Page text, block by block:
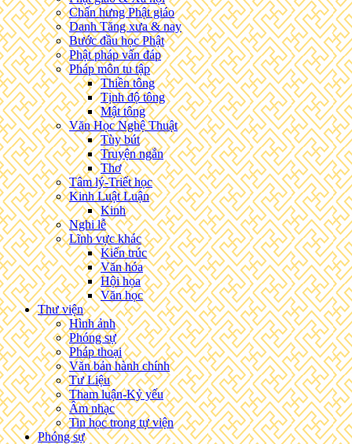
Chấn hưng Phật giáo
Danh Tăng xưa & nay
Bước đầu học Phật
Phật pháp vấn đáp
Pháp môn tu tập
Thiền tông
Tịnh độ tông
Mật tông
Văn Học Nghệ Thuật
Tùy bút
Truyện ngắn
Thơ
Tâm lý-Triết học
Kinh Luật Luận
Kinh
Nghi lễ
Lĩnh vực khác
Kiến trúc
Văn hóa
Hội họa
Văn học
Thư viện
Hình ảnh
Phóng sự
Pháp thoại
Văn bản hành chính
Tư Liệu
Tham luận-Kỷ yếu
Âm nhạc
Tin học trong tự viện
Phóng sự